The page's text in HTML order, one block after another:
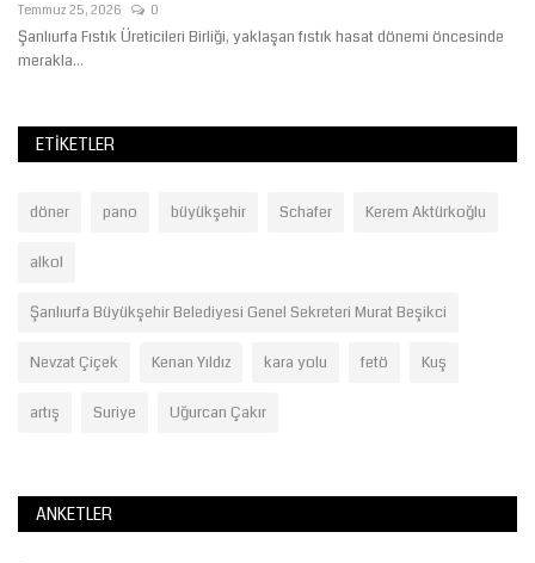
Temmuz 25, 2026 0
Şanlıurfa Fıstık Üreticileri Birliği, yaklaşan fıstık hasat dönemi öncesinde
merakla...
ETIKETLER
döner pano büyükşehir Schafer Kerem Aktürkoğlu
alkol
Şanlıurfa Büyükşehir Belediyesi Genel Sekreteri Murat Beşikci
Nevzat Çiçek Kenan Yıldız kara yolu fetö Kuş
artış Suriye Uğurcan Çakır
ANKETLER